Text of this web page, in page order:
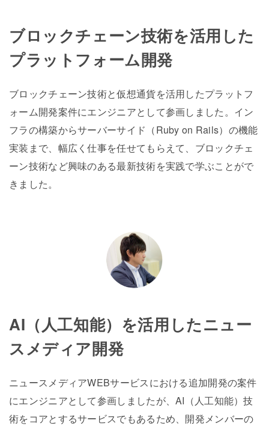
ブロックチェーン技術を活用した
プラットフォーム開発
ブロックチェーン技術と仮想通貨を活用したプラットフ
ォーム開発案件にエンジニアとして参画しました。イン
フラの構築からサーバーサイド（Ruby on Rails）の機能
実装まで、幅広く仕事を任せてもらえて、ブロックチェ
ーン技術など興味のある最新技術を実践で学ぶことがで
きました。
AI（人工知能）を活用したニュー
スメディア開発
ニュースメディアWEBサービスにおける追加開発の案件
にエンジニアとして参画しましたが、AI（人工知能）技
術をコアとするサービスでもあるため、開発メンバーの